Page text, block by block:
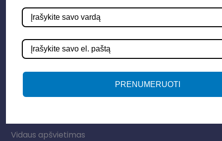
Parduotuvė
Apšvietimo sistemos
Vidaus apšvietimas
PRENUMERUOTI